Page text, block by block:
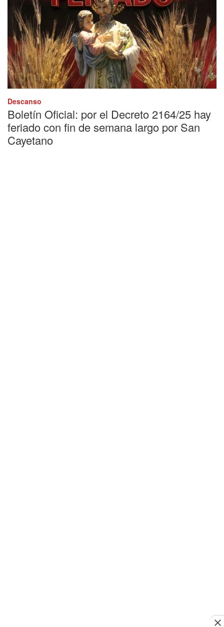
Descanso
Boletín Oficial: por el Decreto 2164/25 hay
feriado con fin de semana largo por San
Cayetano